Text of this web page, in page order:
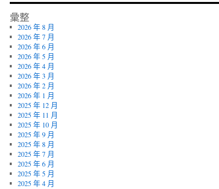
彙整
2026 年 8 月
2026 年 7 月
2026 年 6 月
2026 年 5 月
2026 年 4 月
2026 年 3 月
2026 年 2 月
2026 年 1 月
2025 年 12 月
2025 年 11 月
2025 年 10 月
2025 年 9 月
2025 年 8 月
2025 年 7 月
2025 年 6 月
2025 年 5 月
2025 年 4 月